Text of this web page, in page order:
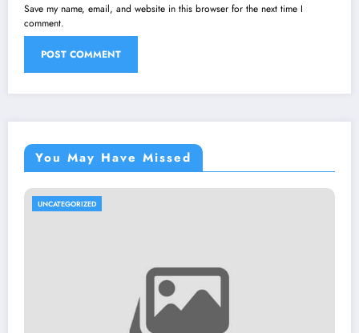
Save my name, email, and website in this browser for the next time I
comment.
You May Have Missed
UNCATEGORIZED